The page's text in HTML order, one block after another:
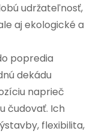
udržateľnosť,
aj ekologické a
popredia
dekádu
naprieč
čudovať. Ich
flexibilita,